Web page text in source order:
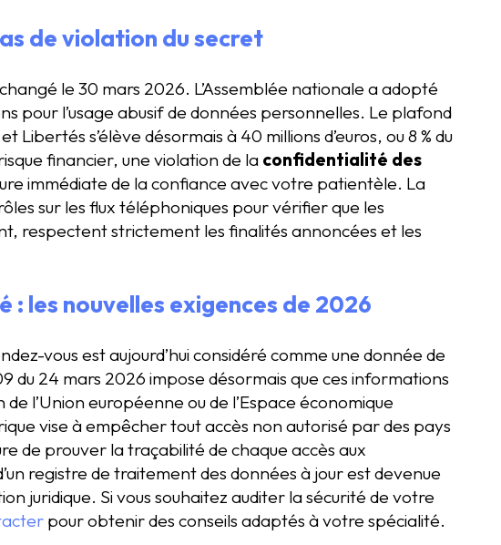
de violation du secret
le 30 mars 2026. L’Assemblée nationale a adopté
pour l’usage abusif de données personnelles. Le plafond
Libertés s’élève désormais à 40 millions d’euros, ou 8 % du
financier, une violation de la confidentialité des
immédiate de la confiance avec votre patientèle. La
sur les flux téléphoniques pour vérifier que les
respectent strictement les finalités annoncées et les
: les nouvelles exigences de 2026
vous est aujourd’hui considéré comme une donnée de
du 24 mars 2026 impose désormais que ces informations
l’Union européenne ou de l’Espace économique
vise à empêcher tout accès non autorisé par des pays
de prouver la traçabilité de chaque accès aux
registre de traitement des données à jour est devenue
juridique. Si vous souhaitez auditer la sécurité de votre
pour obtenir des conseils adaptés à votre spécialité.